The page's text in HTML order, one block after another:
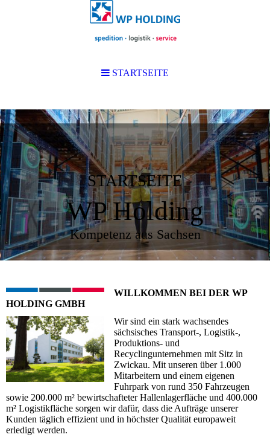
STARTSEITE
WP Holding
Kompetenz aus Sachsen
WILLKOMMEN BEI DER WP
HOLDING GMBH
Wir sind ein stark wachsendes
sächsisches Transport-, Logistik-,
Produktions- und
Recyclingunternehmen mit Sitz in
Zwickau. Mit unseren über 1.000
Mitarbeitern und einem eigenen
Fuhrpark von rund 350 Fahrzeugen
sowie 200.000 m² bewirtschafteter Hallenlagerfläche und 400.000
m² Logistikfläche sorgen wir dafür, dass die Aufträge unserer
Kunden täglich effizient und in höchster Qualität europaweit
erledigt werden.
STARTSEITE